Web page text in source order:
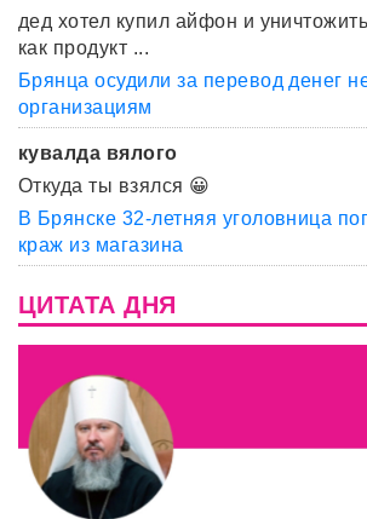
дед хотел купил айфон и
как продукт ...
Брянца осудили за перевод денег
организациям
кувалда вялого
Откуда ты взялся 😀
В Брянске 32-летняя уголовница
краж из магазина
ЦИТАТА ДНЯ